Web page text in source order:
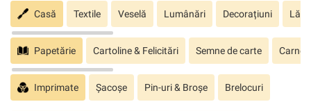
Casă Textile Veselă Lumânări Decorațiuni
Papetărie Cartoline & Felicitări Semne de carte
Imprimate Șacoșe Pin-uri & Broșe Brelocuri